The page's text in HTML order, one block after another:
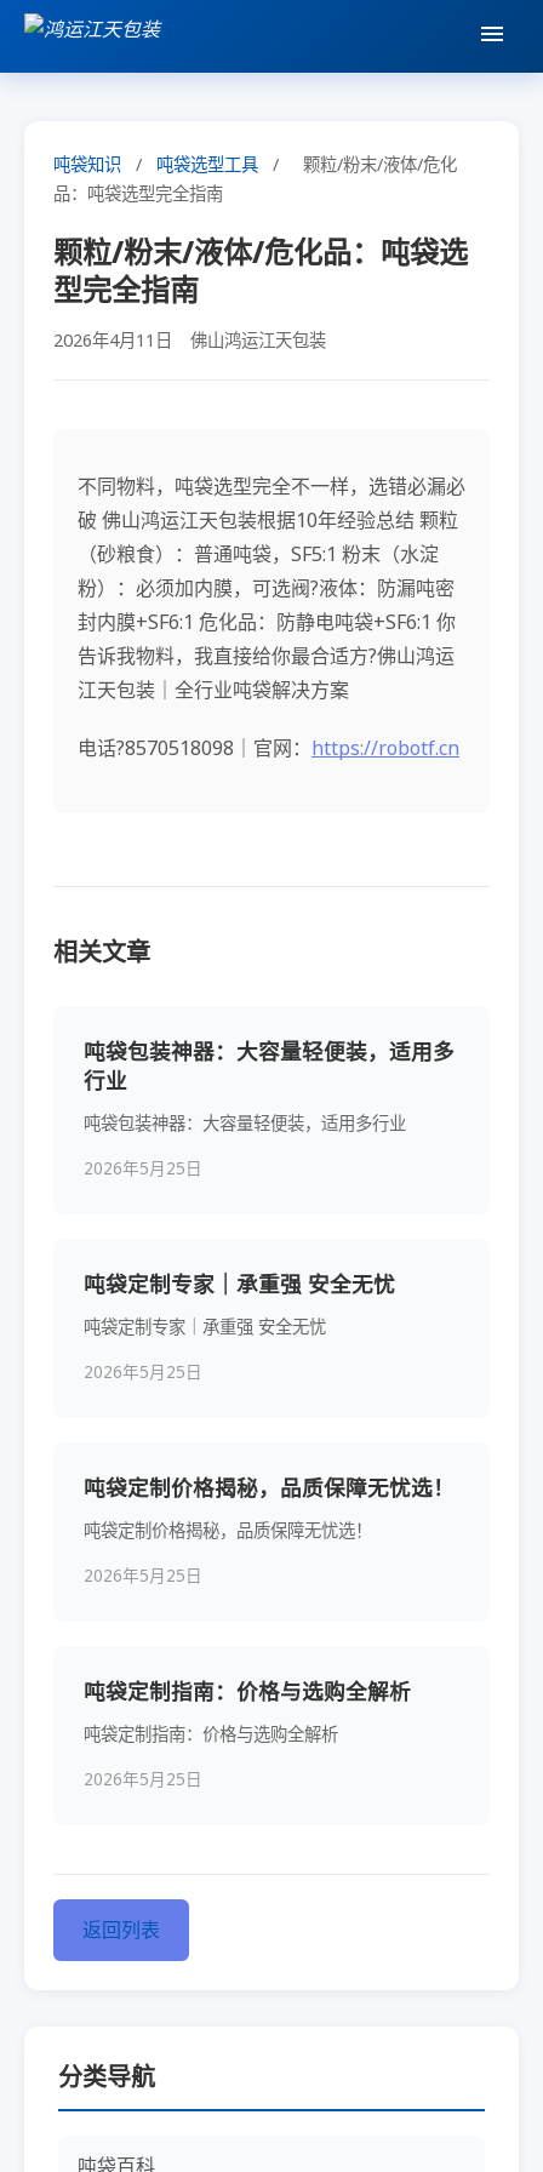
吨袋知识 / 吨袋选型工具 /
颗粒/粉末/液体/危化
品：吨袋选型完全指南
颗粒/粉末/液体/危化品：吨袋选
型完全指南
2026年4月11日 佛山鸿运江天包装
不同物料，吨袋选型完全不一样，选错必漏必
破 佛山鸿运江天包装根据10年经验总结 颗粒
（砂粮食）：普通吨袋，SF5:1 粉末（水淀
粉）：必须加内膜，可选阀?液体：防漏吨密
封内膜+SF6:1 危化品：防静电吨袋+SF6:1 你
告诉我物料，我直接给你最合适方?佛山鸿运
江天包装｜全行业吨袋解决方案
电话?8570518098｜官网： https://robotf.cn
相关文章
吨袋包装神器：大容量轻便装，适用多
行业
吨袋包装神器：大容量轻便装，适用多行业
2026年5月25日
吨袋定制专家｜承重强 安全无忧
吨袋定制专家｜承重强 安全无忧
2026年5月25日
吨袋定制价格揭秘，品质保障无忧选！
吨袋定制价格揭秘，品质保障无忧选！
2026年5月25日
吨袋定制指南：价格与选购全解析
吨袋定制指南：价格与选购全解析
2026年5月25日
返回列表
分类导航
吨袋百科